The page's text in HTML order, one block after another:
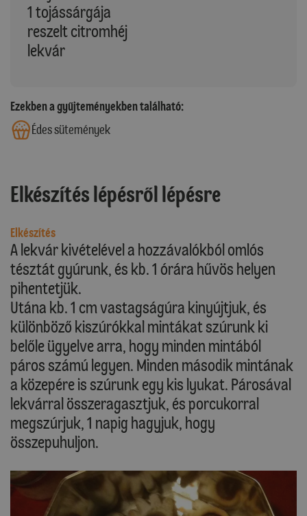
1 tojássárgája
reszelt citromhéj
lekvár
Ezekben a gyűjteményekben található:
Édes sütemények
Elkészítés lépésről lépésre
Elkészítés
A lekvár kivételével a hozzávalókból omlós
tésztát gyúrunk, és kb. 1 órára hűvös helyen
pihentetjük.
Utána kb. 1 cm vastagságúra kinyújtjuk, és
különböző kiszúrókkal mintákat szúrunk ki
belőle ügyelve arra, hogy minden mintából
páros számú legyen. Minden második mintának
a közepére is szúrunk egy kis lyukat. Párosával
lekvárral összeragasztjuk, és porcukorral
megszúrjuk, 1 napig hagyjuk, hogy
összepuhuljon.